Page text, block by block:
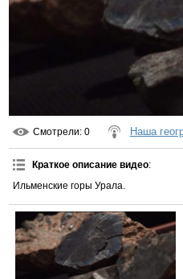
Смотрели: 0 Наша
Краткое описание видео:
Ильменские горы Урала.